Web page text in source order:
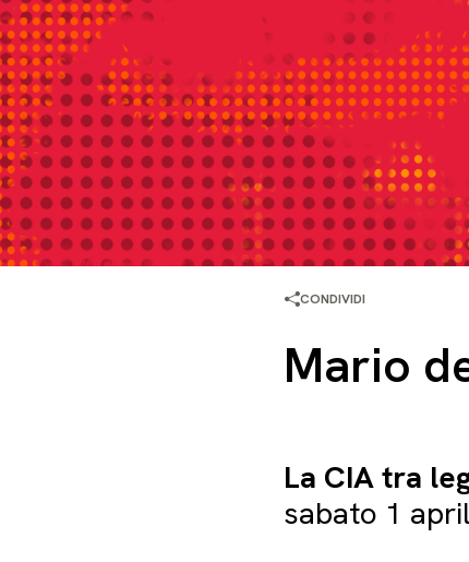
CONDIVIDI
Mario
La CIA tra
sabato 1